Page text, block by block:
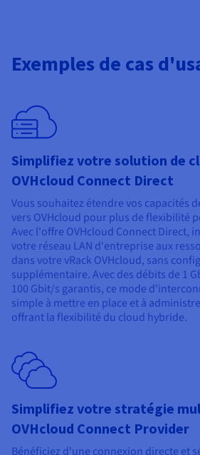
Exemples de cas
Simplifiez votre solution de
OVHcloud Connect Direct
Vous souhaitez étendre vos capacités
vers OVHcloud pour plus de flexibilité
Avec l'offre OVHcloud Connect Direct,
votre réseau LAN d'entreprise aux
dans votre vRack OVHcloud, sans
supplémentaire. Avec des débits de 1
100 Gbit/s garantis, ce mode
simple à mettre en place et à
offrant la flexibilité du cloud hybride.
Simplifiez votre stratégie
OVHcloud Connect Provider
Bénéficiez d'une connexion directe et